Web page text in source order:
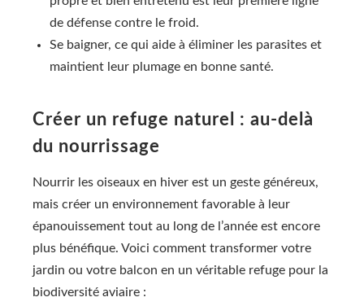
de défense contre le froid.
Se baigner, ce qui aide à éliminer les parasites et
maintient leur plumage en bonne santé.
Créer un refuge naturel : au-delà
du nourrissage
Nourrir les oiseaux en hiver est un geste généreux,
mais créer un environnement favorable à leur
épanouissement tout au long de l’année est encore
plus bénéfique. Voici comment transformer votre
jardin ou votre balcon en un véritable refuge pour la
biodiversité aviaire :